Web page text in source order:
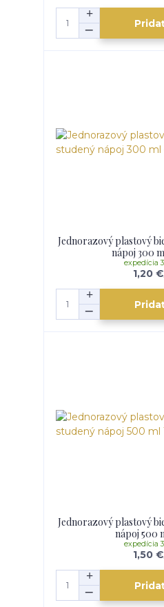
Jednorazový plastový
nápoj 300
1,20 €
expedícia
Jednorazový plastový
nápoj 500
1,50 €
expedícia